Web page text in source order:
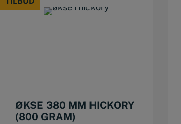
TILBUD
ØKSE 380 MM HICKORY
(800 GRAM)